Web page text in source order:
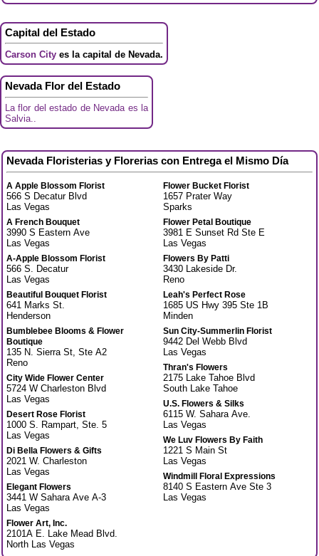
Capital del Estado
Carson City es la capital de Nevada.
Nevada Flor del Estado
La flor del estado de Nevada es la
Salvia..
Nevada Floristerias y Florerias con Entrega el Mismo Día
A Apple Blossom Florist
566 S Decatur Blvd
Las Vegas
A French Bouquet
3990 S Eastern Ave
Las Vegas
A-Apple Blossom Florist
566 S. Decatur
Las Vegas
Beautiful Bouquet Florist
641 Marks St.
Henderson
Bumblebee Blooms & Flower
Boutique
135 N. Sierra St, Ste A2
Reno
City Wide Flower Center
5724 W Charleston Blvd
Las Vegas
Desert Rose Florist
1000 S. Rampart, Ste. 5
Las Vegas
Di Bella Flowers & Gifts
2021 W. Charleston
Las Vegas
Elegant Flowers
3441 W Sahara Ave A-3
Las Vegas
Flower Art, Inc.
2101A E. Lake Mead Blvd.
North Las Vegas
Flower Bucket Florist
1657 Prater Way
Sparks
Flower Petal Boutique
3981 E Sunset Rd Ste E
Las Vegas
Flowers By Patti
3430 Lakeside Dr.
Reno
Leah's Perfect Rose
1685 US Hwy 395 Ste 1B
Minden
Sun City-Summerlin Florist
9442 Del Webb Blvd
Las Vegas
Thran's Flowers
2175 Lake Tahoe Blvd
South Lake Tahoe
U.S. Flowers & Silks
6115 W. Sahara Ave.
Las Vegas
We Luv Flowers By Faith
1221 S Main St
Las Vegas
Windmill Floral Expressions
8140 S Eastern Ave Ste 3
Las Vegas